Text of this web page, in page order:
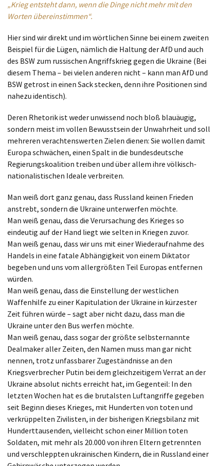
„Krieg entsteht dann, wenn die Dinge nicht mehr mit den
Worten übereinstimmen“.
Hier sind wir direkt und im wörtlichen Sinne bei einem zweiten
Beispiel für die Lügen, nämlich die Haltung der AfD und auch
des BSW zum russischen Angriffskrieg gegen die Ukraine (Bei
diesem Thema – bei vielen anderen nicht – kann man AfD und
BSW getrost in einen Sack stecken, denn ihre Positionen sind
nahezu identisch).
Deren Rhetorik ist weder unwissend noch bloß blauäugig,
sondern meist im vollen Bewusstsein der Unwahrheit und soll
mehreren verachtenswerten Zielen dienen: Sie wollen damit
Europa schwächen, einen Spalt in die bundesdeutsche
Regierungskoalition treiben und über allem ihre völkisch-
nationalistischen Ideale verbreiten.
Man weiß dort ganz genau, dass Russland keinen Frieden
anstrebt, sondern die Ukraine unterwerfen möchte.
Man weiß genau, dass die Verursachung des Krieges so
eindeutig auf der Hand liegt wie selten in Kriegen zuvor.
Man weiß genau, dass wir uns mit einer Wiederaufnahme des
Handels in eine fatale Abhängigkeit von einem Diktator
begeben und uns vom allergrößten Teil Europas entfernen
würden.
Man weiß genau, dass die Einstellung der westlichen
Waffenhilfe zu einer Kapitulation der Ukraine in kürzester
Zeit führen würde – sagt aber nicht dazu, dass man die
Ukraine unter den Bus werfen möchte.
Man weiß genau, dass sogar der größte selbsternannte
Dealmaker aller Zeiten, den Namen muss man gar nicht
nennen, trotz unfassbarer Zugeständnisse an den
Kriegsverbrecher Putin bei dem gleichzeitigem Verrat an der
Ukraine absolut nichts erreicht hat, im Gegenteil: In den
letzten Wochen hat es die brutalsten Luftangriffe gegeben
seit Beginn dieses Krieges, mit Hunderten von toten und
verkrüppelten Zivilisten, in der bisherigen Kriegsbilanz mit
Hunderttausenden, vielleicht schon einer Million toten
Soldaten, mit mehr als 20.000 von ihren Eltern getrennten
und verschleppten ukrainischen Kindern, die in Russland einer